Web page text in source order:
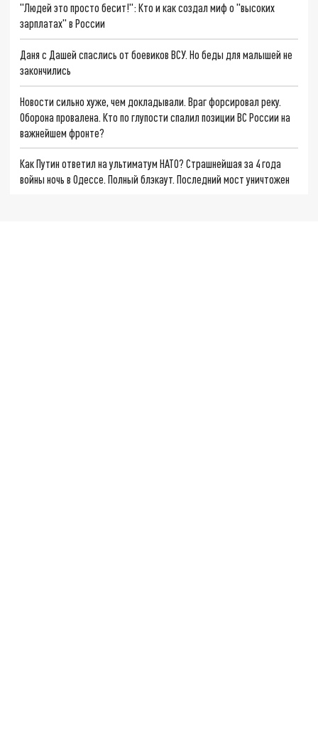
"Людей это просто бесит!": Кто и как создал миф о "высоких
зарплатах" в России
Даня с Дашей спаслись от боевиков ВСУ. Но беды для малышей не
закончились
Новости сильно хуже, чем докладывали. Враг форсировал реку.
Оборона провалена. Кто по глупости спалил позиции ВС России на
важнейшем фронте?
Как Путин ответил на ультиматум НАТО? Страшнейшая за 4 года
войны ночь в Одессе. Полный блэкаут. Последний мост уничтожен